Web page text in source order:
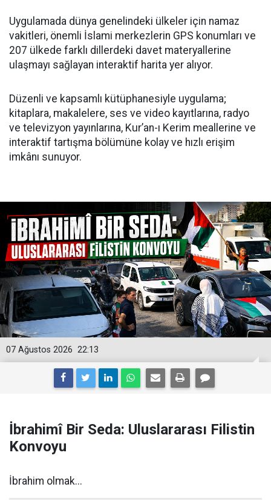
Uygulamada dünya genelindeki ülkeler için namaz
vakitleri, önemli İslami merkezlerin GPS konumları ve
207 ülkede farklı dillerdeki davet materyallerine
ulaşmayı sağlayan interaktif harita yer alıyor.
Düzenli ve kapsamlı kütüphanesiyle uygulama;
kitaplara, makalelere, ses ve video kayıtlarına, radyo
ve televizyon yayınlarına, Kur’an-ı Kerim meallerine ve
interaktif tartışma bölümüne kolay ve hızlı erişim
imkânı sunuyor.
22:13
07 Ağustos 2026
İbrahimî Bir Seda: Uluslararası Filistin
Konvoyu
İbrahim olmak...